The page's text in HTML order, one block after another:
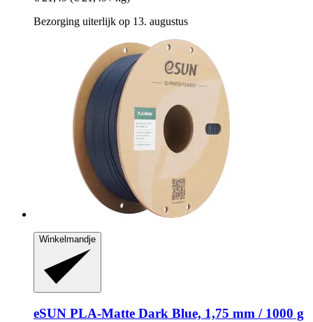
Bezorging uiterlijk op 13. augustus
Winkelmandje
eSUN PLA-​Matte Dark Blue, 1,75 mm / 1000 g